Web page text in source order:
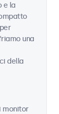
e la
una
della
monitor